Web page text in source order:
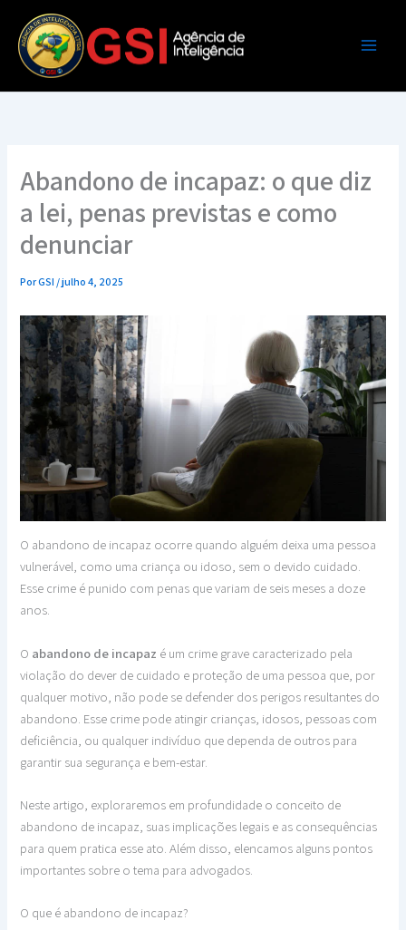
para
conteúdo
Abandono de incapaz: o que diz
a lei, penas previstas e como
denunciar
PorGSI /julho 4, 2025
O abandono de incapaz ocorre quando alguém deixa uma pessoa
vulnerável, como uma criança ou idoso, sem o devido cuidado.
Esse crime é punido com penas que variam de seis meses a doze
anos.
O abandono de incapaz é um crime grave caracterizado pela
violação do dever de cuidado e proteção de uma pessoa que, por
qualquer motivo, não pode se defender dos perigos resultantes do
abandono. Esse crime pode atingir crianças, idosos, pessoas com
deficiência, ou qualquer indivíduo que dependa de outros para
garantir sua segurança e bem-estar.
Neste artigo, exploraremos em profundidade o conceito de
abandono de incapaz, suas implicações legais e as consequências
para quem pratica esse ato. Além disso, elencamos alguns pontos
importantes sobre o tema para advogados.
O que é abandono de incapaz?